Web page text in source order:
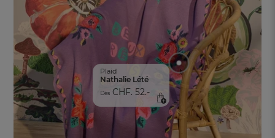
Plaid
Nathalie Lété
Dès CHF. 52.-